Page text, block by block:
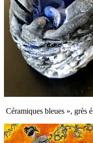
Céramiques bleues », grès